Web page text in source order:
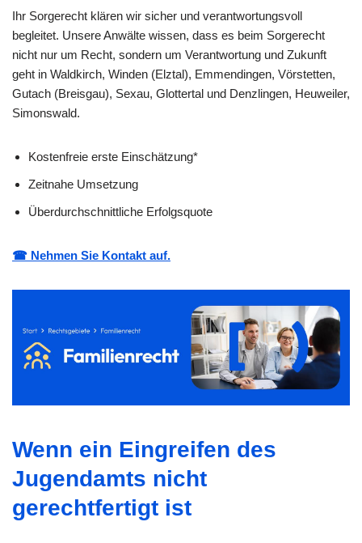
Ihr Sorgerecht klären wir sicher und verantwortungsvoll
begleitet. Unsere Anwälte wissen, dass es beim Sorgerecht
nicht nur um Recht, sondern um Verantwortung und Zukunft
geht in Waldkirch, Winden (Elztal), Emmendingen, Vörstetten,
Gutach (Breisgau), Sexau, Glottertal und Denzlingen, Heuweiler,
Simonswald.
Kostenfreie erste Einschätzung*
Zeitnahe Umsetzung
Überdurchschnittliche Erfolgsquote
☎ Nehmen Sie Kontakt auf.
Wenn ein Eingreifen des
Jugendamts nicht
gerechtfertigt ist